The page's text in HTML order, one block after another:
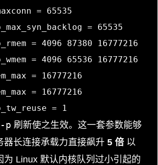
= 65535
= 65535
= 4096 87380 16777216
= 4096 65536 16777216
= 16777216
= 16777216
p 刷新使之生效。这一套参数能够
器长连接承载力直接飙升 5 倍以
为 Linux 默认内核队列过小引起的